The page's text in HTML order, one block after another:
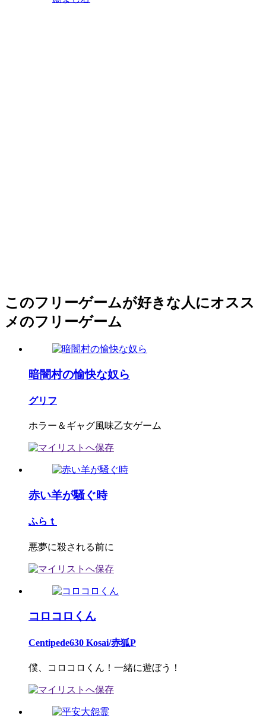
このフリーゲームが好きな人にオスス
メのフリーゲーム
暗闇村の愉快な奴ら
グリフ
ホラー＆ギャグ風味乙女ゲーム
赤い羊が騒ぐ時
ふらｔ
悪夢に殺される前に
コロコロくん
Centipede630 Kosai/赤狐P
僕、コロコロくん！一緒に遊ぼう！